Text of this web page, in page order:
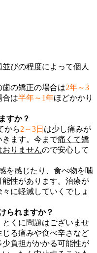
びの程度によって個人
の矯正の場合は2年～3
合は半年～1年ほどかかり
すか？
から2～3日 は少し痛みが
きます。今まで痛くて矯
おりませんので安心して
を感じたり、食べ物を噛
性があります。治療が
に軽減していくでしょ
られますか？
くに問題はございませ
る痛みや食べ辛さなど
負担がかかる可能性が